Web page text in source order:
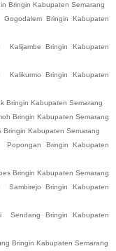
Bringin Kabupaten Semarang
Gogodalem Bringin
Kabupaten
Kalijambe Bringin
Kabupaten
Kalikurmo Bringin
Kabupaten
Bringin Kabupaten Semarang
Bringin Kabupaten Semarang
Bringin Kabupaten Semarang
Popongan Bringin
Kabupaten
Bringin Kabupaten Semarang
Sambirejo Bringin
Kabupaten
Sendang Bringin
Kabupaten
Bringin Kabupaten Semarang